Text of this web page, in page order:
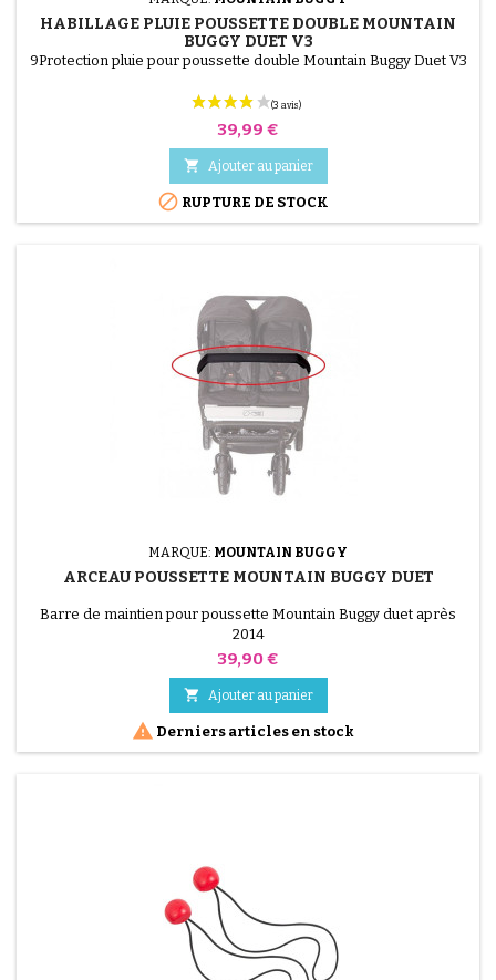
HABILLAGE PLUIE POUSSETTE DOUBLE MOUNTAIN
BUGGY DUET V3
9Protection pluie pour poussette double Mountain Buggy Duet V3
Prix
39,99 €
 Ajouter au panier
 RUPTURE DE STOCK
MARQUE: MOUNTAIN BUGGY
ARCEAU POUSSETTE MOUNTAIN BUGGY DUET
Barre de maintien pour poussette Mountain Buggy duet après
2014
Prix
39,90 €
 Ajouter au panier
 Derniers articles en stock